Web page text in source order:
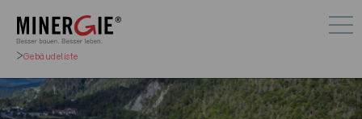
Gebäudeliste